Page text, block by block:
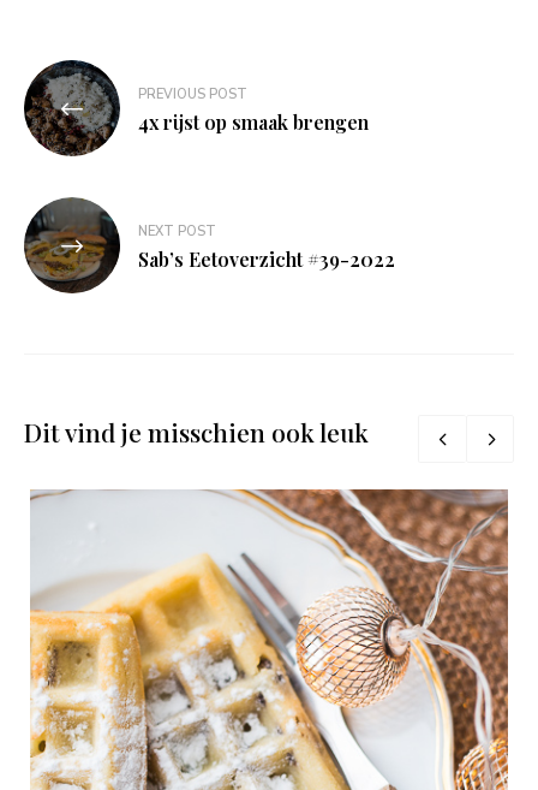
Bericht
navigatie
PREVIOUS POST
4x rijst op smaak brengen
NEXT POST
Sab’s Eetoverzicht #39-2022
Dit vind je misschien ook leuk